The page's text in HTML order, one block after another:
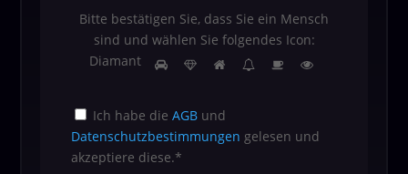
Bitte bestätigen Sie, dass Sie ein Mensch
sind und wählen Sie folgendes Icon:
Diamant
Bitte
dass
Sie
ein
Ich habe dieAGB und
Datenschutzbestimmungen gelesen und
akzeptiere diese.*